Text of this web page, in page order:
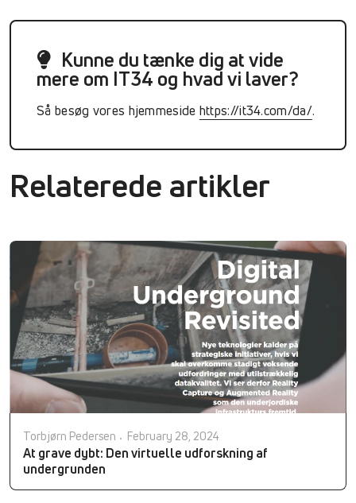
Kunne du tænke dig at vide
mere om IT34 og hvad vi laver?
Så besøg vores hjemmeside https://it34.com/da/.
Relaterede artikler
Torbjørn Pedersen February 28, 2024
At grave dybt: Den virtuelle udforskning af
undergrunden